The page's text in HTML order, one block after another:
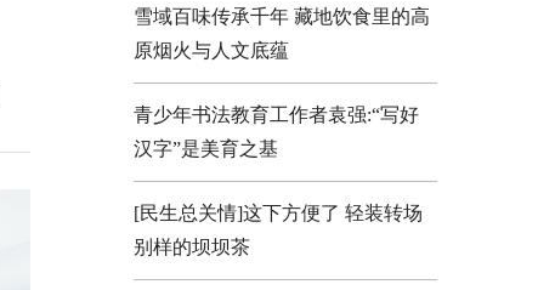
雪域百味传承千年 藏地饮食里的高
原烟火与人文底蕴
青少年书法教育工作者袁强:“写好
汉字”是美育之基
[民生总关情]这下方便了 轻装转场
别样的坝坝茶